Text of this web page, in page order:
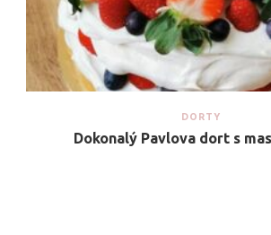
DORTY
Dokonalý Pavlova dort s